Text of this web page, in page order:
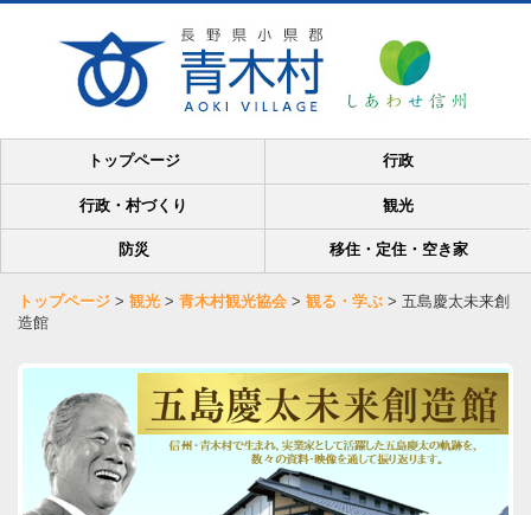
トップページ 行政
行政・村づくり 観光
防災 移住・定住・空き家
トップページ > 観光 > 青木村観光協会 > 観る・学ぶ > 五島慶太未来創
造館